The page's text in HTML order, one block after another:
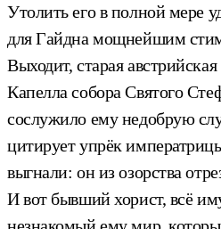
Утолить его в полной мере
для Гайдна мощнейшим
Выходит, старая
Капелла собора Святого
сослужило ему недобрую
цитирует упрёк
выгнали: он из озорства
И вот бывший хорист, всё